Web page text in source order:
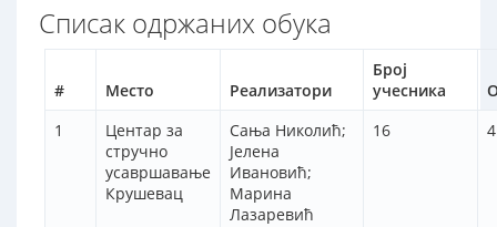
Списак одржаних обука
# Место Реализатори
Број
учесника
1
Центар за
стручно
усавршавање
Крушевац
Сања Николић;
Јелена
Ивановић;
Марина
Лазаревић
16 4